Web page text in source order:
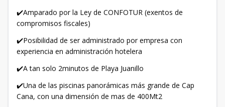
✔️Amparado por la Ley de CONFOTUR (exentos de
compromisos fiscales)
✔️Posibilidad de ser administrado por empresa con
experiencia en administración hotelera
✔️A tan solo 2minutos de Playa Juanillo
✔️Una de las piscinas panorámicas más grande de Cap
Cana, con una dimensión de mas de 400Mt2